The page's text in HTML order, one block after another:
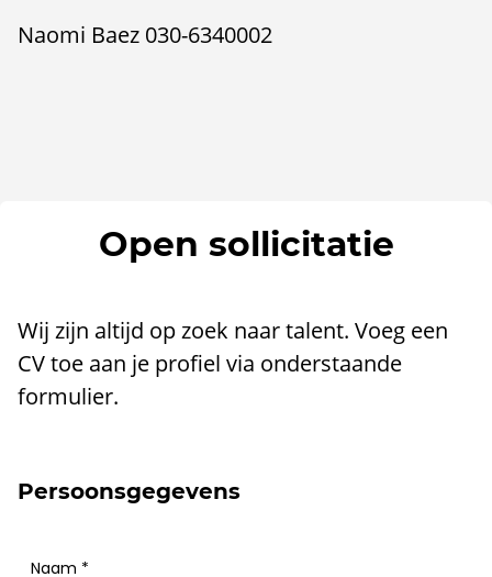
Naomi Baez 030-6340002
Open sollicitatie
Wij zijn altijd op zoek naar talent. Voeg een
CV toe aan je profiel via onderstaande
formulier.
Persoonsgegevens